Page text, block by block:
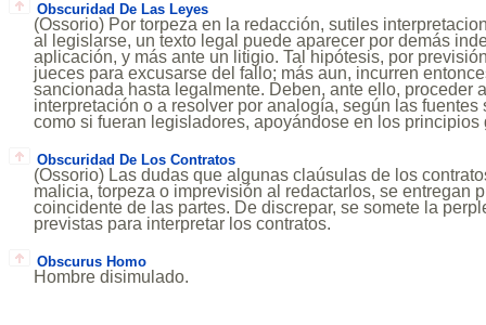
Obscuridad De Las Leyes
(Ossorio) Por torpeza en la redacción, sutiles
al legislarse, un texto legal puede aparecer por demás
aplicación, y más ante un litigio. Tal hipótesis, por
jueces para excusarse del fallo; más aun, incurren
sancionada hasta legalmente. Deben, ante ello, proceder
interpretación o a resolver por analogía, según las fuentes
como si fueran legisladores, apoyándose en los
Obscuridad De Los Contratos
(Ossorio) Las dudas que algunas claúsulas de los
malicia, torpeza o imprevisión al redactarlos, se entregan
coincidente de las partes. De discrepar, se somete la
previstas para interpretar los contratos.
Obscurus Homo
Hombre disimulado.